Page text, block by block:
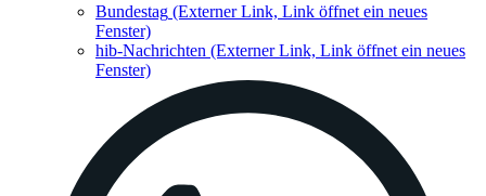
Bundestag (Externer Link, Link öffnet ein neues
Fenster)
hib-Nachrichten (Externer Link, Link öffnet ein neues
Fenster)